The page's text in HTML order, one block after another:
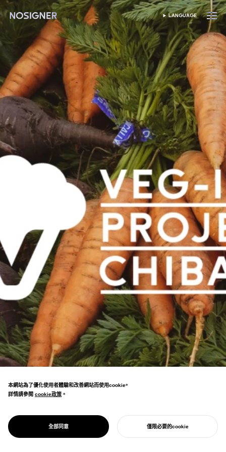
首頁 SELECT LANGUAGE
LANGUAGE
PROJECT
VEG-ICON
義者認證標誌設計。在千葉縣・成田機場等地廣
本網站為了優化使用者體驗和改善網站而使用cookie。
詳情請參閱 cookie政策
cookie政策 。
全部同意 僅限必要的cookie